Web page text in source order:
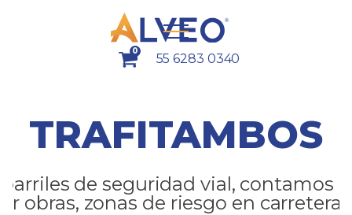
0
55 6283 0340
TRAFITAMBOS
de seguridad vial, contamos
obras, zonas de riesgo en